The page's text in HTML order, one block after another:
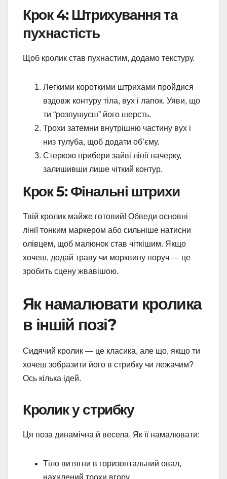
Крок 4: Штрихування та
пухнастість
Щоб кролик став пухнастим, додамо текстуру.
Легкими короткими штрихами пройдися
вздовж контуру тіла, вух і лапок. Уяви, що
ти “розпушуєш” його шерсть.
Трохи затемни внутрішню частину вух і
низ тулуба, щоб додати об’єму.
Стеркою прибери зайві лінії начерку,
залишивши лише чіткий контур.
Крок 5: Фінальні штрихи
Твій кролик майже готовий! Обведи основні
лінії тонким маркером або сильніше натисни
олівцем, щоб малюнок став чіткішим. Якщо
хочеш, додай траву чи морквину поруч — це
зробить сцену жвавішою.
Як намалювати кролика
в іншій позі?
Сидячий кролик — це класика, але що, якщо ти
хочеш зобразити його в стрибку чи лежачим?
Ось кілька ідей.
Кролик у стрибку
Ця поза динамічна й весела. Як її намалювати:
Тіло витягни в горизонтальний овал,
нахилений трохи вгору.